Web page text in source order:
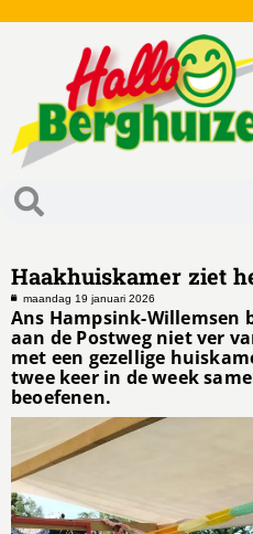
Haakhuiskamer ziet
maandag 19 januari 2026
Ans Hampsink-Willemsen
aan de Postweg niet ver
met een gezellige
twee keer in de week
beoefenen.